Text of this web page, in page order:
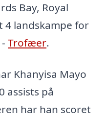
Bay, Royal
4 landskampe for
- Trofæer.
Khanyisa Mayo
assists på
har han scoret